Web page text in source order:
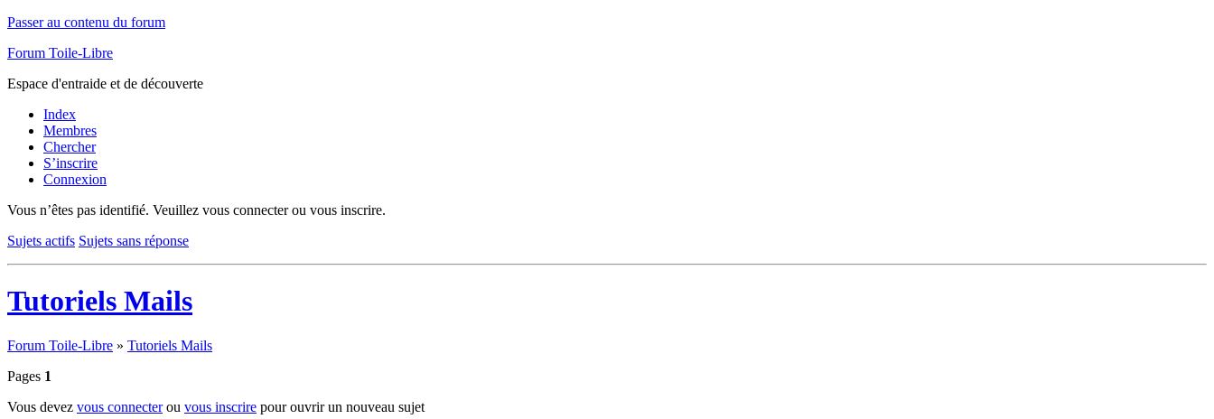
Passer au contenu du forum
Forum Toile-Libre
Espace d'entraide et de découverte
Index
Membres
Chercher
S’inscrire
Connexion
Vous n’êtes pas identifié. Veuillez vous connecter ou vous inscrire.
Sujets actifs Sujets sans réponse
Tutoriels Mails
Forum Toile-Libre » Tutoriels Mails
Pages 1
Vous devez vous connecterou vous inscrire pour ouvrir un nouveau sujet